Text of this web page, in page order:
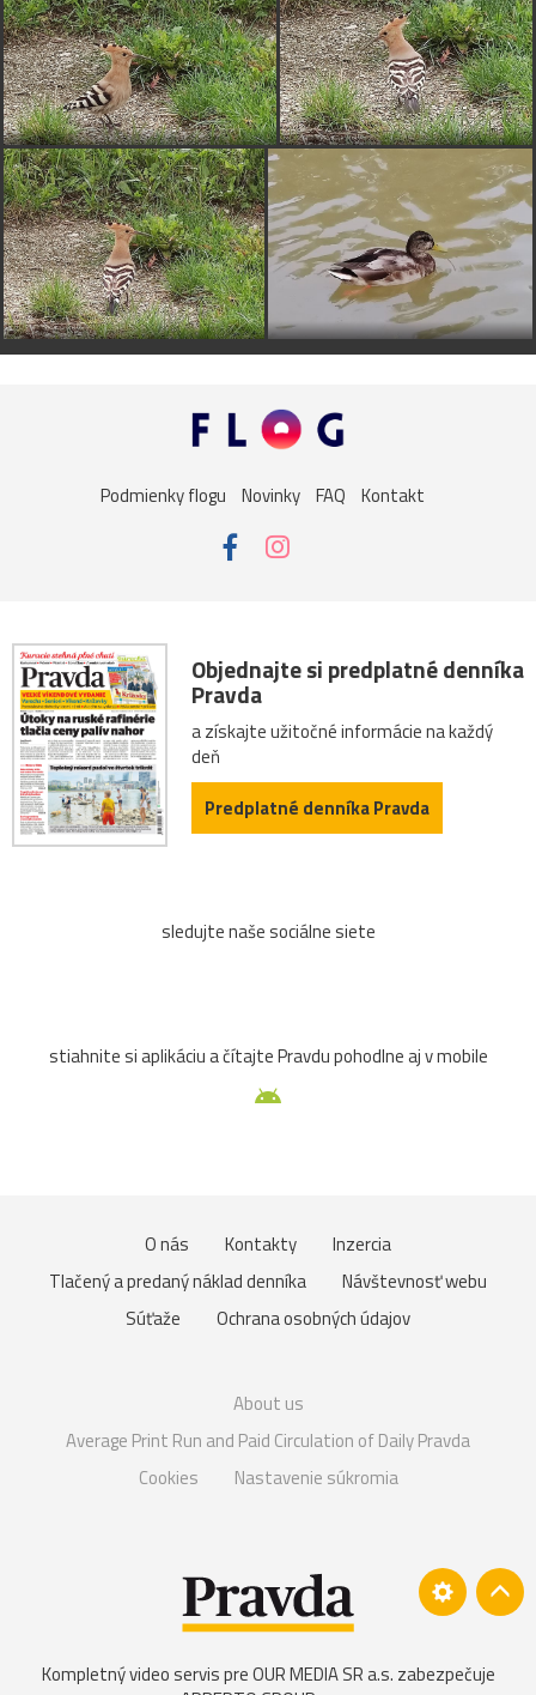
Podmienky flogu Novinky FAQ Kontakt
Objednajte si predplatné denníka
Pravda
a získajte užitočné informácie na každý
deň
Predplatné denníka Pravda
sledujte naše sociálne siete
stiahnite si aplikáciu a čítajte Pravdu pohodlne aj v mobile
O nás Kontakty
Inzercia
Tlačený a predaný náklad denníka
Návštevnosť webu
Súťaže
Ochrana osobných údajov
About us
Average Print Run and Paid Circulation of Daily Pravda
Cookies
Nastavenie súkromia
Kompletný video servis pre OUR MEDIA SR a.s. zabezpečuje